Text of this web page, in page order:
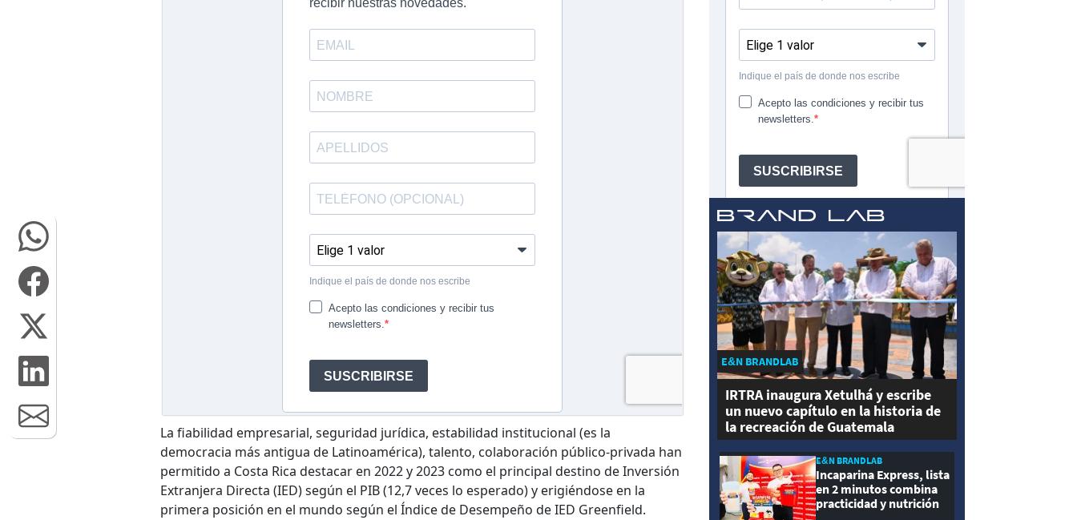
La fiabilidad empresarial, seguridad jurídica, estabilidad institucional (es la
democracia más antigua de Latinoamérica), talento, colaboración público-privada han
permitido a Costa Rica destacar en 2022 y 2023 como el principal destino de Inversión
Extranjera Directa (IED) según el PIB (12,7 veces lo esperado) y erigiéndose en la
primera posición en el mundo según el Índice de Desempeño de IED Greenfield.
E&N BRANDLAB
IRTRA inaugura Xetulhá y escribe
un nuevo capítulo en la historia de
la recreación de Guatemala
E&N BRANDLAB
Incaparina Express, lista
en 2 minutos combina
practicidad y nutrición